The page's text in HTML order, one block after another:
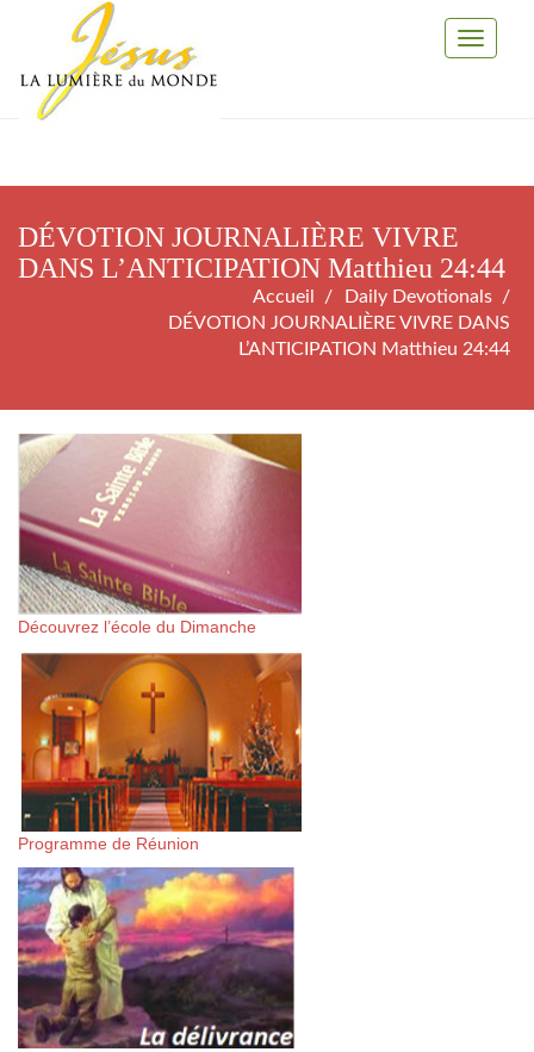
Toggle
DÉVOTION JOURNALIÈRE VIVRE
DANS L’ANTICIPATION Matthieu 24:44
Accueil
Daily Devotionals
DÉVOTION JOURNALIÈRE VIVRE DANS
L’ANTICIPATION Matthieu 24:44
Découvrez l’école du Dimanche
Programme de Réunion